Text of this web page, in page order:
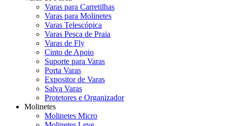
Varas para Carretilhas
Varas para Molinetes
Varas Telescópica
Varas Pesca de Praia
Varas de Fly
Cinto de Apoio
Suporte para Varas
Porta Varas
Expositor de Varas
Salva Varas
Protetores e Organizador
Molinetes
Molinetes Micro